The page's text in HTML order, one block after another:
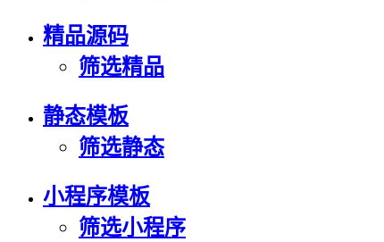
精品源码
筛选精品
静态模板
筛选静态
小程序模板
筛选小程序